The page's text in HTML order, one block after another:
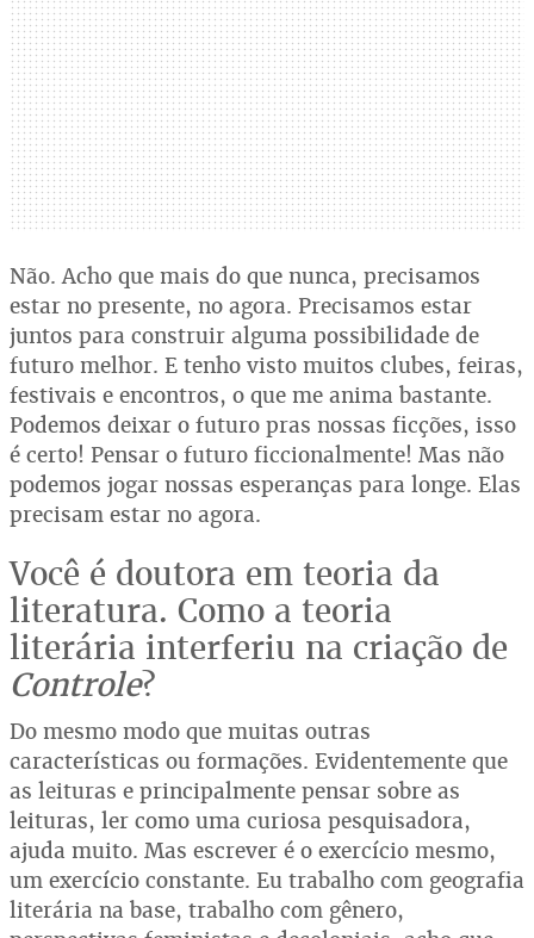
Não. Acho que mais do que nunca, precisamos
estar no presente, no agora. Precisamos estar
juntos para construir alguma possibilidade de
futuro melhor. E tenho visto muitos clubes, feiras,
festivais e encontros, o que me anima bastante.
Podemos deixar o futuro pras nossas ficções, isso
é certo! Pensar o futuro ficcionalmente! Mas não
podemos jogar nossas esperanças para longe. Elas
precisam estar no agora.
Você é doutora em teoria da
literatura. Como a teoria
literária interferiu na criação de
Controle?
Do mesmo modo que muitas outras
características ou formações. Evidentemente que
as leituras e principalmente pensar sobre as
leituras, ler como uma curiosa pesquisadora,
ajuda muito. Mas escrever é o exercício mesmo,
um exercício constante. Eu trabalho com geografia
literária na base, trabalho com gênero,